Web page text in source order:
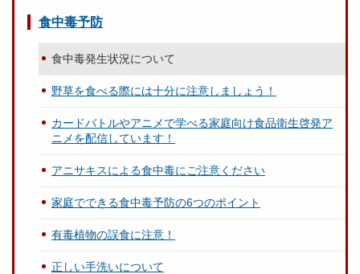
食中毒予防
食中毒発生状況について
野草を食べる際には十分に注意しましょう！
カードバトルやアニメで学べる家庭向け食品衛生啓発ア
ニメを配信しています！
アニサキスによる食中毒にご注意ください
家庭でできる食中毒予防の6つのポイント
有毒植物の誤食に注意！
正しい手洗いについて